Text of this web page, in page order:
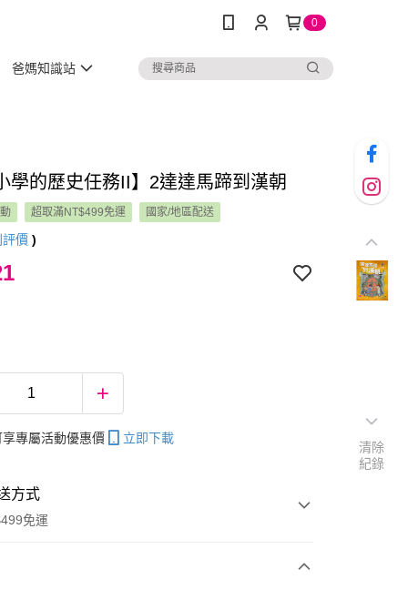
0
爸媽知識站
學的歷史任務II】2達達馬蹄到漢朝
超取滿NT$499免運 國家/地區配送
評價 )
專屬活動優惠價 立即下載
方式
免運
清除
紀錄